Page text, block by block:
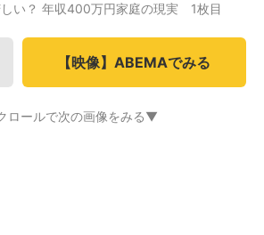
い？ 年収400万円家庭の現実 1枚目
【映像】ABEMAでみる
ロールで次の画像をみる▼